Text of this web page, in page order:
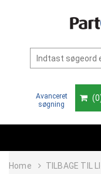
Avanceret
søgning
(0
Home TILBAGE TIL